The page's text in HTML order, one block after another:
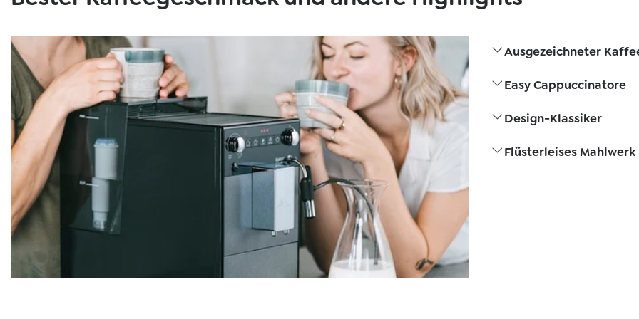
Ausgezeichneter
Easy Cappuccinatore
Design-Klassiker
Flüsterleises Mahlwerk